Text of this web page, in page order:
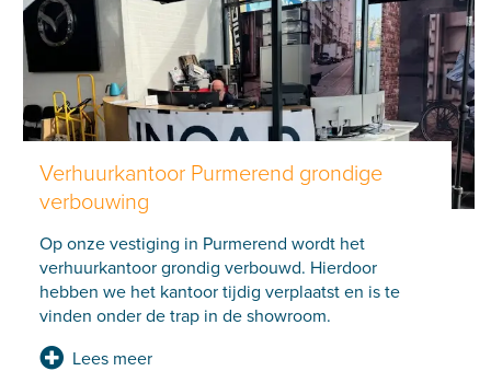
Verhuurkantoor Purmerend grondige
verbouwing
Op onze vestiging in Purmerend wordt het
verhuurkantoor grondig verbouwd. Hierdoor
hebben we het kantoor tijdig verplaatst en is te
vinden onder de trap in de showroom.
Lees meer